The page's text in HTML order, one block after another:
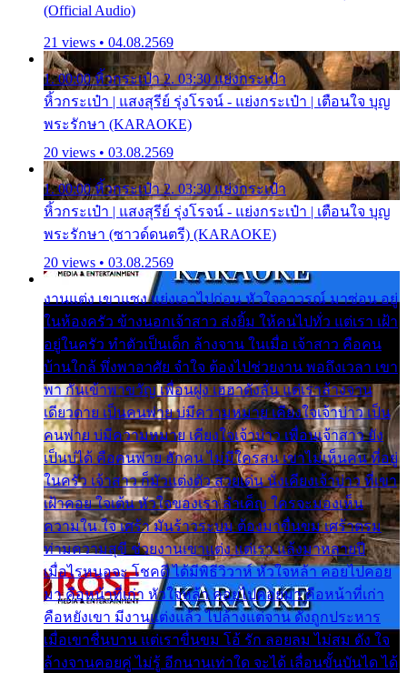
(Official Audio)
21 views • 04.08.2569
1. 00:00 หิ้วกระเป๋า 2. 03:30 แย่งกระเป๋า
หิ้วกระเป๋า | แสงสุรีย์ รุ่งโรจน์ - แย่งกระเป๋า | เตือนใจ บุญ
พระรักษา (KARAOKE)
20 views • 03.08.2569
1. 00:00 หิ้วกระเป๋า 2. 03:30 แย่งกระเป๋า
หิ้วกระเป๋า | แสงสุรีย์ รุ่งโรจน์ - แย่งกระเป๋า | เตือนใจ บุญ
พระรักษา (ซาวด์ดนตรี) (KARAOKE)
20 views • 03.08.2569
งานแต่ง เขาแซง แย่งเอาไปก่อน หัวใจอาวรณ์ มาซ่อน อยู่
ในห้องครัว ข้างนอกเจ้าสาว ส่งยิ้ม ให้คนไปทั่ว แต่เรา เฝ้า
อยู่ในครัว ทำตัวเป็นเด็ก ล้างจาน ในเมื่อ เจ้าสาว คือคน
บ้านใกล้ พึ่งพาอาศัย จำใจ ต้องไปช่วยงาน พอถึงเวลา เขา
พา กันเข้าพาขวัญ เพื่อนฝูง เฮฮาดังลั่น แต่เราล้างจาน
เดียวดาย เป็นคนพ่าย บ่มีความหมาย เคียงใจเจ้าบ่าว เป็น
คนพ่าย บ่มีความหมาย เคียงใจเจ้าบ่าว เพื่อนเจ้าสาว ยัง
เป็นบ่ได้ คือคนพ่าย ฮักคน ไม่มีใครสน เขาไม่เห็นคน ที่อยู่
ในครัว เจ้าสาว ก็มัวแต่งตัว สวยเด่น นั่งเคียงเจ้าบ่าว ที่เขา
เฝ้าคอย ใจเต้น หัวใจของเรา ลำเค็ญ ใครจะมองเห็น
ความใน ใจ เศร้า มันร้าวระบม ต้องมาขื่นขม เศร้าตรม
ท่ามความสุขี ช่วยงานเขาแต่ง แต่เรา แล้งมาหลายปี
เมื่อไรหนอจะ โชคดี ได้มีพิธีวิวาห์ หัวใจหล้า คอยไปคอย
มา คือหน้าที่เก่า หัวใจหล้า คอยไปคอยมา คือหน้าที่เก่า
คือหยังเขา มีงานแต่งแล้ว ไปล้างแต่จาน ดั่งถูกประหาร
เมื่อเขาชื่นบาน แต่เราขื่นขม โอ้ รัก ลอยลม ไม่สม ดัง ใจ
ล้างจานคอยคู่ ไม่รู้ อีกนานเท่าใด จะได้ เลื่อนขั้นบันได ได้